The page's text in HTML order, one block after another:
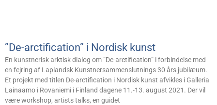
”De-arctification” i Nordisk kunst
En kunstnerisk arktisk dialog om ”De-arctification” i forbindelse med
en fejring af Laplandsk Kunstnersammenslutnings 30 års jubilæum.
Et projekt med titlen De-arctification i Nordisk kunst afvikles i Galleria
Lainaamo i Rovaniemi i Finland dagene 11.-13. august 2021. Der vil
være workshop, artists talks, en guidet